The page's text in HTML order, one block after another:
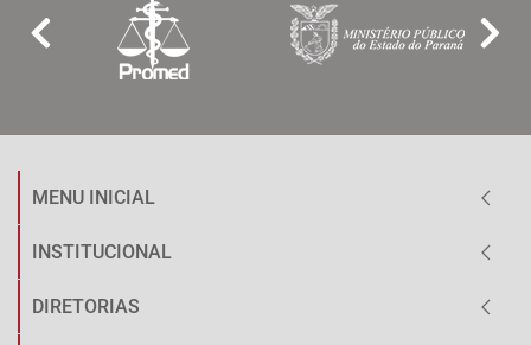
MENU INICIAL
INSTITUCIONAL
DIRETORIAS